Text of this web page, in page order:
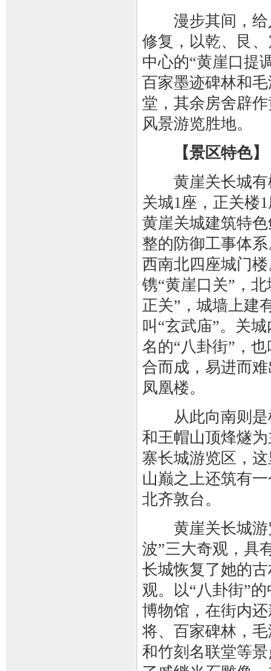
漫步其间，给
修复，以乾、艮
中心的“黄崖口提
百家墨迹碑林和
堂，其余房舍辟
风景游览胜地。
【景区特色】
黄崖关长城有
关城1座，正关楼
黄崖关城建筑特
整的防御工事体
西南北四座城门
镌“黄崖口关”，
正关”，城墙上建
叫“玄武庙”。关
名的“八卦街”，
合而成，易进而
凤凰楼。
从此向南则是
和王帽山顶烽燧
寨长城游览区，
山巅之上还筑有
北齐敦台。
黄崖关长城游览
波”三大奇观，具
长城恢复了她的
观。以“八卦街”
博物馆，在街内
将、百家碑林，
和竹刻名联堂等